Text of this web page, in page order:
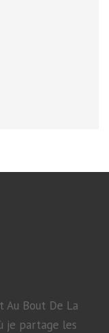
Au Bout De La
je partage les